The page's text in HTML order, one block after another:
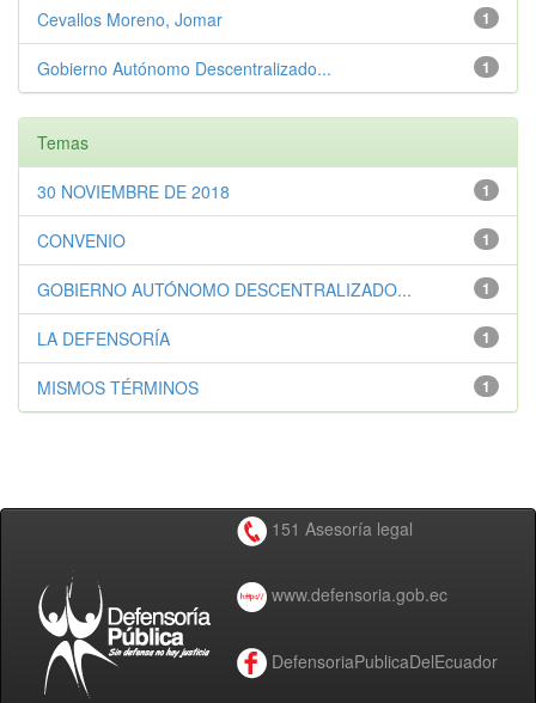
1
Cevallos Moreno, Jomar
1
Gobierno Autónomo Descentralizado...
Temas
1
30 NOVIEMBRE DE 2018
1
CONVENIO
1
GOBIERNO AUTÓNOMO DESCENTRALIZADO...
1
LA DEFENSORÍA
1
MISMOS TÉRMINOS
151 Asesoría legal
www.defensoria.gob.ec
DefensoriaPublicaDelEcuador